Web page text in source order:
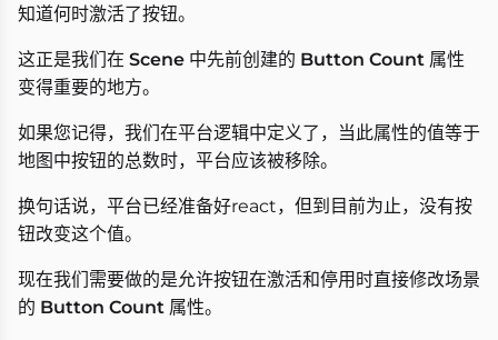
知道何时激活了按钮。
这正是我们在 Scene 中先前创建的 Button Count 属性
变得重要的地方。
如果您记得，我们在平台逻辑中定义了，当此属性的值等于
地图中按钮的总数时，平台应该被移除。
换句话说，平台已经准备好react，但到目前为止，没有按
钮改变这个值。
现在我们需要做的是允许按钮在激活和停用时直接修改场景
的 Button Count 属性。